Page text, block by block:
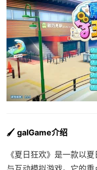
🖌️ galGame介绍
《夏日狂欢》是一款以